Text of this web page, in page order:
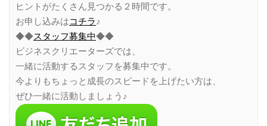
ヒントがたくさん見つかる２時間です。
お申し込みはコチラ♪
◆◆スタッフ募集中◆◆
ビジネスクリエーターズでは、
一緒に活動するスタッフを募集中です。
今よりもちょっと成長のスピードを上げたい方は、
ぜひ一緒に活動しましょう♪